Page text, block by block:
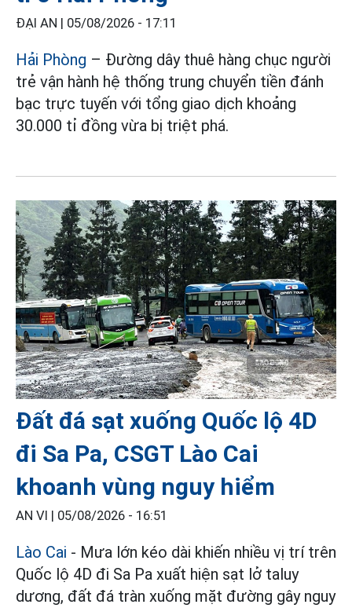
ĐẠI AN | 05/08/2026 - 17:11
Hải Phòng – Đường dây thuê hàng chục người
trẻ vận hành hệ thống trung chuyển tiền đánh
bạc trực tuyến với tổng giao dịch khoảng
30.000 tỉ đồng vừa bị triệt phá.
Đất đá sạt xuống Quốc lộ 4D
đi Sa Pa, CSGT Lào Cai
khoanh vùng nguy hiểm
AN VI | 05/08/2026 - 16:51
Lào Cai - Mưa lớn kéo dài khiến nhiều vị trí trên
Quốc lộ 4D đi Sa Pa xuất hiện sạt lở taluy
dương, đất đá tràn xuống mặt đường gây nguy